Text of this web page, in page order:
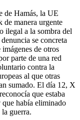
de Hamás, la UE
de manera urgente
ilegal a la sombra del
se concreta
de otros
parte de una red
contra la
al que otras
sumado. El día 12, X
que estaba
había eliminado
la guerra.